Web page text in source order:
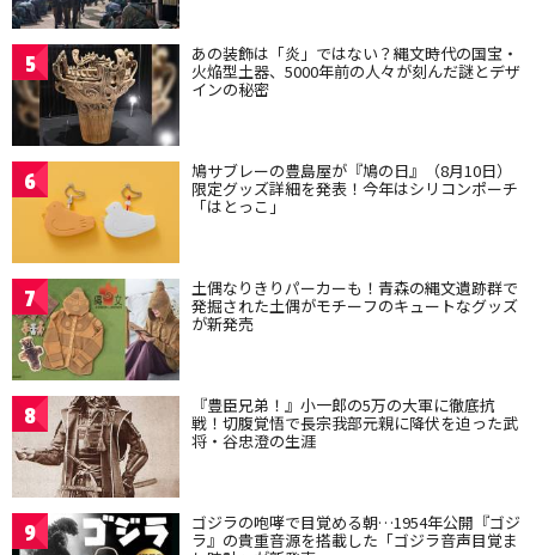
5 あの装飾は「炎」ではない？縄文時代の国宝・
火焔型土器、5000年前の人々が刻んだ謎とデザ
インの秘密
6 鳩サブレーの豊島屋が『鳩の日』（8月10日）
限定グッズ詳細を発表！今年はシリコンポーチ
「はとっこ」
7 土偶なりきりパーカーも！青森の縄文遺跡群で
発掘された土偶がモチーフのキュートなグッズ
が新発売
8 『豊臣兄弟！』小一郎の5万の大軍に徹底抗
戦！切腹覚悟で長宗我部元親に降伏を迫った武
将・谷忠澄の生涯
9 ゴジラの咆哮で目覚める朝…1954年公開『ゴジ
ラ』の貴重音源を搭載した「ゴジラ音声目覚ま